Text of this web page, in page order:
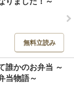
無料立読み
誰かのお弁当 ～
当物語～